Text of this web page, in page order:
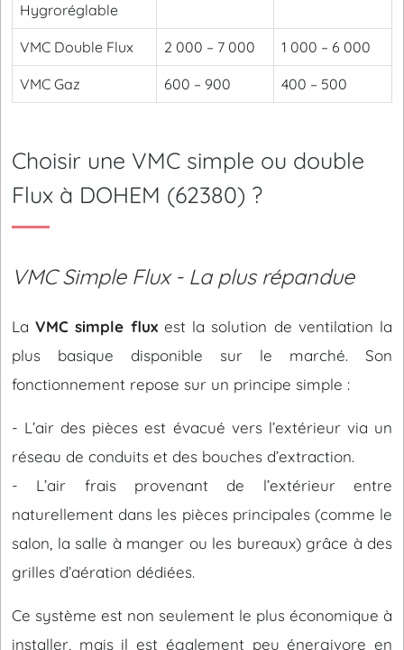
Hygroréglable
VMC Double Flux 2 000 – 7 000 1 000 – 6 000
VMC Gaz 600 – 900 400 – 500
Choisir une VMC simple ou double
Flux à DOHEM (62380) ?
VMC Simple Flux - La plus répandue
LaVMC simple fluxest la solution de ventilation la
plus basique disponible sur le marché. Son
fonctionnement repose sur un principe simple :
- L’air des pièces est évacué vers l’extérieur via un
réseau de conduits et des bouches d’extraction.
- L’air frais provenant de l’extérieur entre
naturellement dans les pièces principales (comme le
salon, la salle à manger ou les bureaux) grâce à des
grilles d’aération dédiées.
Ce système est non seulement le plus économique à
installer, mais il est également peu énergivore en